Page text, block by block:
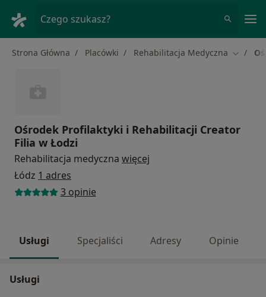
Czego szukasz?
Strona Główna Placówki Rehabilitacja Medyczna Zmień
Ośrodek Profilaktyki i Rehabilitacji Creator
Filia w Łodzi
Rehabilitacja medyczna więcej
Łódz 1 adres
3 opinie
Usługi Specjaliści Adresy Opinie
Usługi